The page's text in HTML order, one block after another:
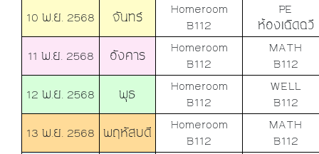
10 พ.ย. 2568
จันทร์
Homeroom
B112
PE
ห้องเฉิดฉวี
11 พ.ย. 2568
อังคาร
Homeroom
B112
MATH
B112
12 พ.ย. 2568
พุธ
Homeroom
B112
WELL
B112
13 พ.ย. 2568 พฤหัสบดี
Homeroom
B112
MATH
B112